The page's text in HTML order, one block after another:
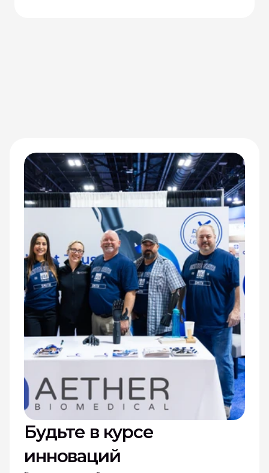
Будьте в курсе
инноваций